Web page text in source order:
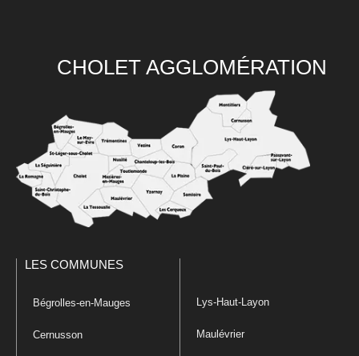
CHOLET AGGLOMÉRATION
LES COMMUNES
Bégrolles-en-Mauges
Cernusson
Lys-Haut-Layon
Maulévrier